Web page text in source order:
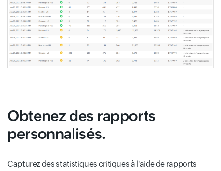
Obtenez des rapports
personnalisés.
Capturez des statistiques critiques à l'aide de rapports